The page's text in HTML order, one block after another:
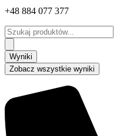
+48 884 077 377
Search
...
Wyniki
Zobacz wszystkie wyniki